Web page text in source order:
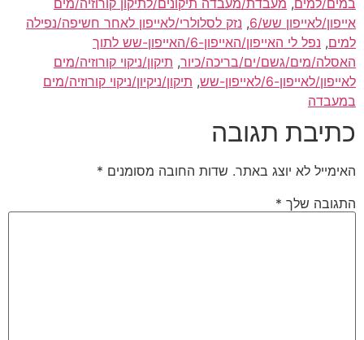
אייפון/לאייפון שש/6 , נזק לסלולרי/לאייפון לאחר חשיפה/נפילה
למים,
נפל לי האייפון/האייפון-6/האייפון-שש לתוך
האסלה/מים/גשם/ים/בריכה/כיור, תיקון/ניקוי קורוזיה/מים
לאייפון/לאייפון-6/לאייפון-שש
, תיקון/ניקיון/ניקוי קורוזיה/מים
במעבדה
כתיבת תגובה
האימייל לא יוצג באתר. שדות החובה מסומנים *
התגובה שלך *